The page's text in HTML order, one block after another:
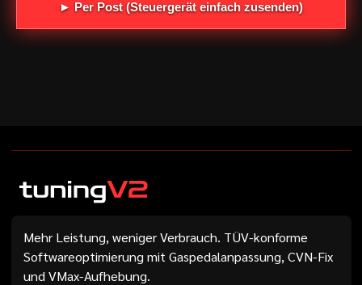
►Per Post(Steuergerät einfach zusenden)
Mehr Leistung, weniger Verbrauch. TÜV-konforme
Softwareoptimierung mit Gaspedalanpassung, CVN-Fix
und VMax-Aufhebung.